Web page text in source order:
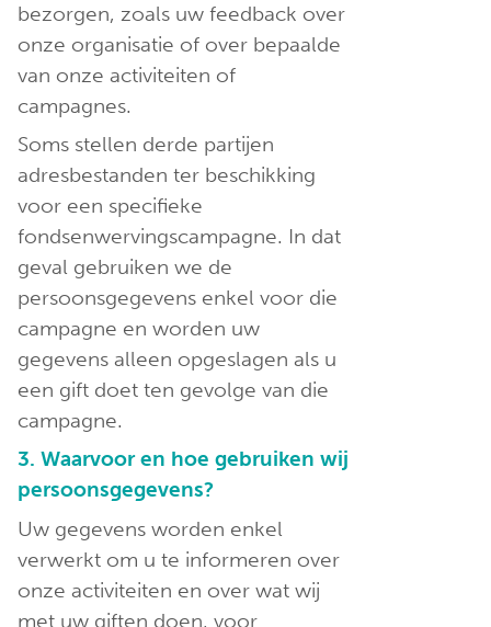
bezorgen, zoals uw feedback over
onze organisatie of over bepaalde
van onze activiteiten of
campagnes.
Soms stellen derde partijen
adresbestanden ter beschikking
voor een specifieke
fondsenwervingscampagne. In dat
geval gebruiken we de
persoonsgegevens enkel voor die
campagne en worden uw
gegevens alleen opgeslagen als u
een gift doet ten gevolge van die
campagne.
3. Waarvoor en hoe gebruiken wij
persoonsgegevens?
Uw gegevens worden enkel
verwerkt om u te informeren over
onze activiteiten en over wat wij
met uw giften doen, voor